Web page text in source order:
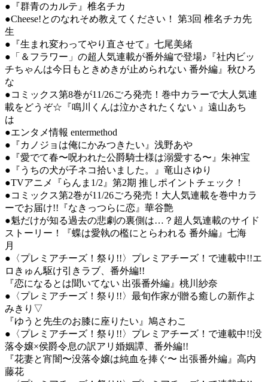
●『群青のカルテ』椎名チカ
●Cheese!とのなれそめ教えてください！ 第3回 椎名チカ先
生
●『生まれ変わってやり直させて』七尾美緒
●「＆フラワー」の超人気連載が番外編で登場♪『社内ビッ
チちゃんは今日もときめきが止められない 番外編』秋ひろ
な
●コミックス第8巻が11/26ごろ発売！巻中カラーで大人気連
載をどうぞ☆『鳴川くんは泣かされたくない 』遠山あち
は
●エンタメ情報 entermethod
●『カノジョは俺にかみつきたい』浅野あや
●『愛でて春〜呪われた公爵騎士様は溺愛する〜』朱神宝
●『うちの犬が子ネコ拾いました。』竜山さゆり
●TVアニメ『らんま1/2』第2期 推しポイントチェック！
●コミックス第2巻が11/26ごろ発売！大人気連載を巻中カラ
ーでお届け!!『なきっつらに恋』華谷艶
●魁だけが知る過去の悲劇の裏側は…？超人気連載のサイド
ストーリー！『蝶は愛執の檻にとらわれる 番外編』七海
月
●〈プレミアチーズ！祭り!!〉プレミアチーズ！で連載中!!エ
ロきゅん駆け引きラブ、番外編!!
『恋になるとは聞いてない 出張番外編』桃川紗奈
●〈プレミアチーズ！祭り!!〉最旬作家が贈る癒しの新作よ
みきり▽
『ゆうと先生のお膝に座りたい』鳩さわこ
●〈プレミアチーズ！祭り!!〉プレミアチーズ！で連載中!!没
落令嬢×侯爵令息の訳アリ婚姻譚、番外編!!
『花妻と宵闇〜没落令嬢は純血を捧ぐ〜 出張番外編』高内
藤花